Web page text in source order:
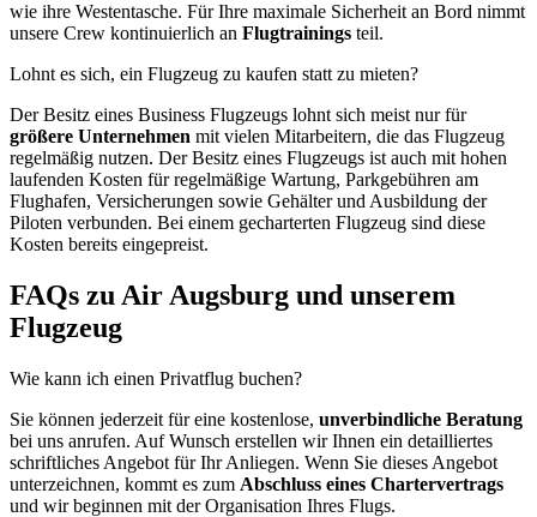
wie ihre Westentasche. Für Ihre maximale Sicherheit an Bord nimmt
unsere Crew kontinuierlich an Flugtrainings teil.
Lohnt es sich, ein Flugzeug zu kaufen statt zu mieten?
Der Besitz eines Business Flugzeugs lohnt sich meist nur für
größere Unternehmen mit vielen Mitarbeitern, die das Flugzeug
regelmäßig nutzen. Der Besitz eines Flugzeugs ist auch mit hohen
laufenden Kosten für regelmäßige Wartung, Parkgebühren am
Flughafen, Versicherungen sowie Gehälter und Ausbildung der
Piloten verbunden. Bei einem gecharterten Flugzeug sind diese
Kosten bereits eingepreist.
FAQs zu Air Augsburg und unserem
Flugzeug
Wie kann ich einen Privatflug buchen?
Sie können jederzeit für eine kostenlose, unverbindliche Beratung
bei uns anrufen. Auf Wunsch erstellen wir Ihnen ein detailliertes
schriftliches Angebot für Ihr Anliegen. Wenn Sie dieses Angebot
unterzeichnen, kommt es zum Abschluss eines Chartervertrags
und wir beginnen mit der Organisation Ihres Flugs.